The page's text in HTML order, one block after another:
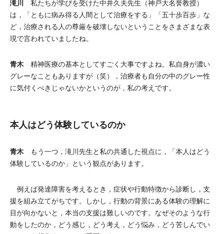
滝川 私たちが学びを受けた中井久夫先生（神戸大名誉教授）
は，「ともに病み得る人間として治療をする」「五十歩百歩」な
ど，治療される人の尊厳を破壊しないということをさまざまな表
現で言われていましたね。
青木 精神医療の基本としてすごく大事ですよね。私自身が濃い
グレーなこともありますが（笑），治療者も自分の中のグレー性
に気付くべきじゃないかというのが，私の考えです。
本人はどう体験しているのか
青木 もう一つ，滝川先生と私の共通した視点に，「本人はどう
体験しているのか」という観点があります。
例えば発達障害を考えるとき，症状や行動特徴から診断し，支
援を組み立てがちです。しかし，行動の背景にある体験の理解に
目が向かないと，本当の支援は難しいのです。なぜそのような行
動をしたのか，どう感じ，どう考え，どう悩み，どう苦しんでい